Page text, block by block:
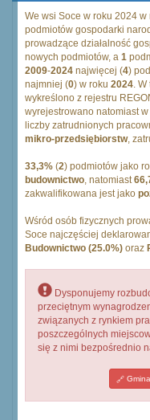
We wsi Soce w roku 2024 w
podmiotów gospodarki
prowadzące działalność
nowych podmiotów, a 1
2009-2024 najwięcej (4)
najmniej (0) w roku 2024.
wykreślono z rejestru
wyrejestrowano natomiast w
liczby zatrudnionych
mikro-przedsiębiorstw,
33,3% (2) podmiotów jako
budownictwo, natomiast
zakwalifikowana jest jako
Wśród osób fizycznych
Soce najczęściej
Budownictwo (25.0%) oraz
Dysponujemy
przeciętnym
związanych z rynkiem
poszczególnych
się z nimi bezpośrednio